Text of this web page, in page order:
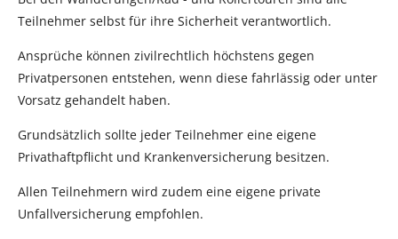
Teilnehmer selbst für ihre Sicherheit verantwortlich.
Ansprüche können zivilrechtlich höchstens gegen
Privatpersonen entstehen, wenn diese fahrlässig oder unter
Vorsatz gehandelt haben.
Grundsätzlich sollte jeder Teilnehmer eine eigene
Privathaftpflicht und Krankenversicherung besitzen.
Allen Teilnehmern wird zudem eine eigene private
Unfallversicherung empfohlen.